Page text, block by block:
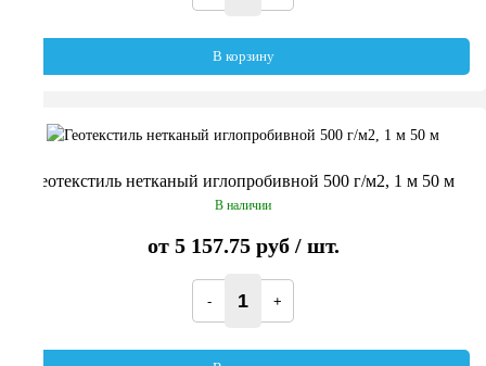
В корзину
Геотекстиль нетканый иглопробивной 500 г/м2, 1 м 50 м
В наличии
от 5 157.75 руб/ шт.